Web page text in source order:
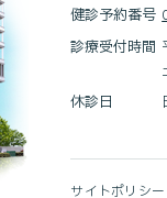
健診予約番号
診療受付時間
休診日
サイトポリシー